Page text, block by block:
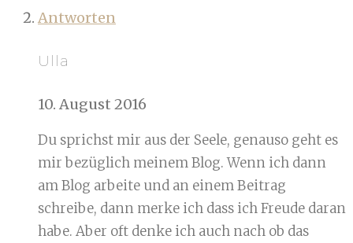
Antworten
Ulla
10. August 2016
Du sprichst mir aus der Seele, genauso geht es
mir bezüglich meinem Blog. Wenn ich dann
am Blog arbeite und an einem Beitrag
schreibe, dann merke ich dass ich Freude daran
habe. Aber oft denke ich auch nach ob das